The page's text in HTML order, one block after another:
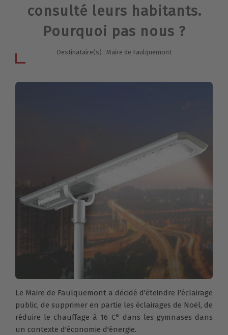
consulté leurs habitants.
Pourquoi pas nous ?
Destinataire(s) : Maire de Faulquemont
Le Maire de Faulquemont a décidé d'éteindre l'éclairage
public, de supprimer en partie les éclairages de Noël, de
réduire le chauffage à 16 C° dans les gymnases dans
un contexte d'économie d'énergie.